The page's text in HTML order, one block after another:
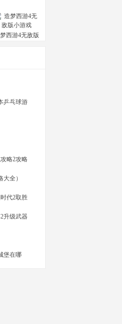
西游4无敌版
乒乓球游
略2攻略
全）
代2取胜
升级武器
堡在哪